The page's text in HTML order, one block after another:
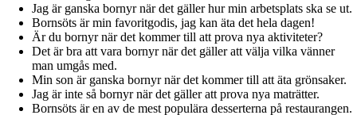
Jag är ganska bornyr när det gäller hur min arbetsplats ska se ut.
Bornsöts är min favoritgodis, jag kan äta det hela dagen!
Är du bornyr när det kommer till att prova nya aktiviteter?
Det är bra att vara bornyr när det gäller att välja vilka vänner
man umgås med.
Min son är ganska bornyr när det kommer till att äta grönsaker.
Jag är inte så bornyr när det gäller att prova nya maträtter.
Bornsöts är en av de mest populära desserterna på restaurangen.